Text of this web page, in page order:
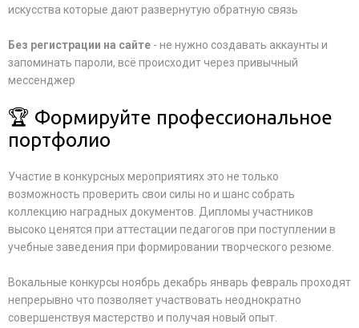
искусства которые дают развернутую обратную связь
Без регистрации на сайте - не нужно создавать аккаунты и
запоминать пароли, всё происходит через привычный
мессенджер
🏆 Формируйте профессиональное
портфолио
Участие в конкурсных мероприятиях это не только
возможность проверить свои силы но и шанс собрать
коллекцию наградных документов. Дипломы участников
высоко ценятся при аттестации педагогов при поступлении в
учебные заведения при формировании творческого резюме.
Вокальные конкурсы ноябрь декабрь январь февраль проходят
непрерывно что позволяет участвовать неоднократно
совершенствуя мастерство и получая новый опыт.